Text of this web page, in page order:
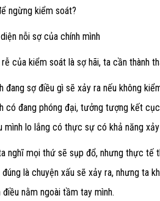
ngừng kiểm soát?
nỗi sợ của chính mình
của kiểm soát là sợ hãi, ta cần thành
đang sợ điều gì sẽ xảy ra nếu không
có đang phóng đại, tưởng tượng kết
mình lo lắng có thực sự có khả năng
nghĩ mọi thứ sẽ sụp đổ, nhưng thực tế
đúng là chuyện xấu sẽ xảy ra, nhưng ta
điều nằm ngoài tầm tay mình.